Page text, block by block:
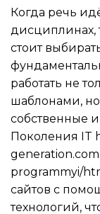
Когда речь
дисциплинах,
стоит
работать не
шаблонами, но
собственные
Поколения IT
programmyi/
сайтов с
технологий,